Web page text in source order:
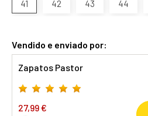
41 42 43 44
Vendido e enviado por:
Zapatos Pastor
27,99 €